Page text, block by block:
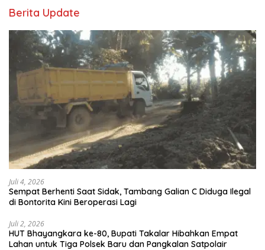
Berita Update
Juli 4, 2026
Sempat Berhenti Saat Sidak, Tambang Galian C Diduga Ilegal
di Bontorita Kini Beroperasi Lagi
Juli 2, 2026
HUT Bhayangkara ke-80, Bupati Takalar Hibahkan Empat
Lahan untuk Tiga Polsek Baru dan Pangkalan Satpolair